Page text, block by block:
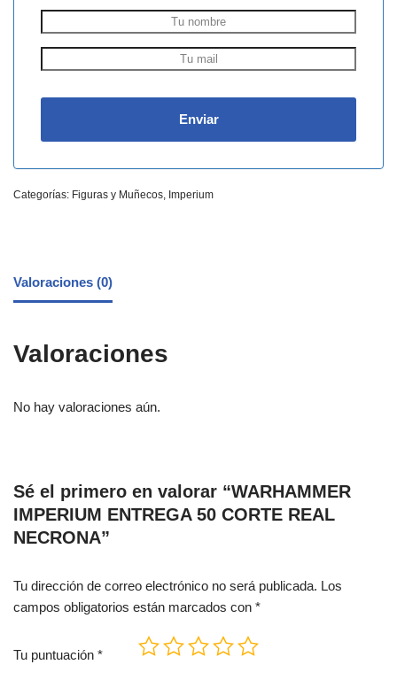
Categorías: Figuras y Muñecos, Imperium
Valoraciones (0)
Valoraciones
No hay valoraciones aún.
Sé el primero en valorar “WARHAMMER
IMPERIUM ENTREGA 50 CORTE REAL
NECRONA”
Tu dirección de correo electrónico no será publicada. Los
campos obligatorios están marcados con *
Tu puntuación *